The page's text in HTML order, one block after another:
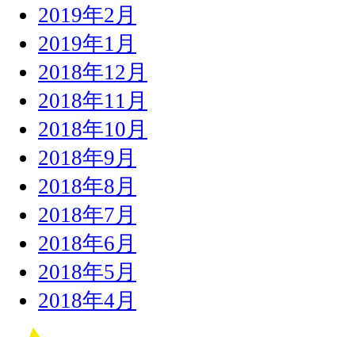
2019年2月
2019年1月
2018年12月
2018年11月
2018年10月
2018年9月
2018年8月
2018年7月
2018年6月
2018年5月
2018年4月